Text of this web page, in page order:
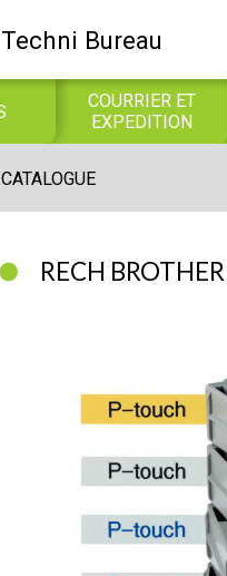
Bureau
COURRIER ET
EXPEDITION
INFORMATIQUE
CATALOGUE
RECH